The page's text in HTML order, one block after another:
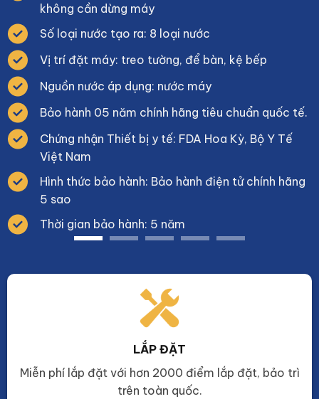
không cần dừng máy
Số loại nước tạo ra: 8 loại nước
Vị trí đặt máy: treo tường, để bàn, kệ bếp
Nguồn nước áp dụng: nước máy
Bảo hành 05 năm chính hãng tiêu chuẩn quốc tế.
Chứng nhận Thiết bị y tế: FDA Hoa Kỳ, Bộ Y Tế
Việt Nam
Hình thức bảo hành: Bảo hành điện tử chính hãng
5 sao
Thời gian bảo hành: 5 năm
LẮP ĐẶT
Miễn phí lắp đặt với hơn 2000 điểm lắp đặt, bảo trì
trên toàn quốc.